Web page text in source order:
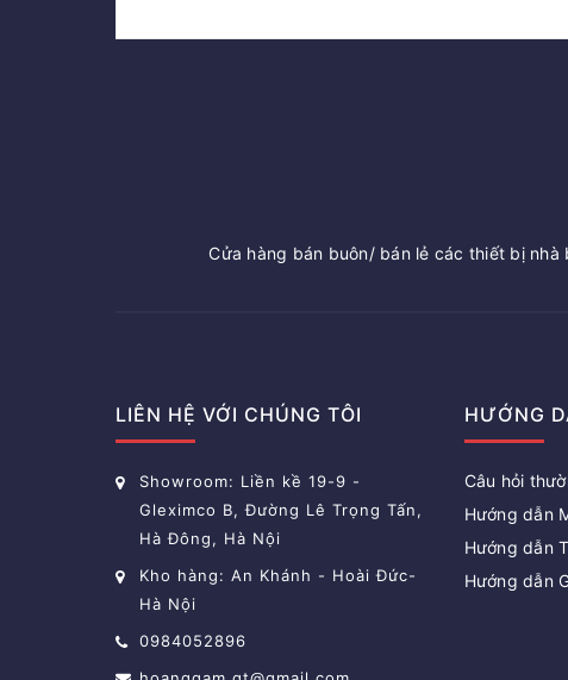
Cửa hàng bán buôn/ bán lẻ các thiết bị
LIÊN HỆ VỚI CHÚNG TÔI
Showroom: Liền kề 19-9 -
Gleximco B, Đường Lê Trọng Tấn,
Hà Đông, Hà Nội
Kho hàng: An Khánh - Hoài Đức-
Hà Nội
0984052896
HƯỚNG
Câu hỏi
Hướng dẫn
Hướng dẫn
Hướng dẫn